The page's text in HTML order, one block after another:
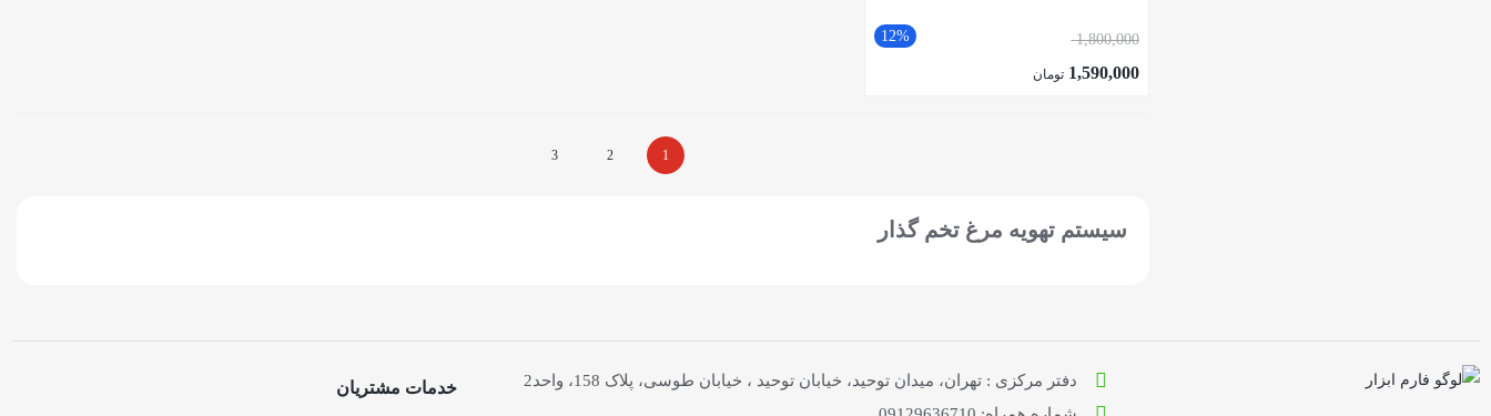
12% 1,800,000
1,590,000 تومان
1
2
3
سیستم تهویه مرغ تخم گذار
دفتر مرکزی : تهران، میدان توحید، خیابان توحید ، خیابان طوسی، پلاک 158، واحد2
خدمات مشتریان